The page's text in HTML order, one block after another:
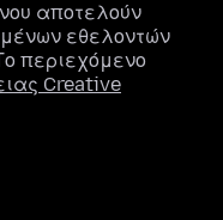
αποτελούν
εθελοντών
περιεχόμενο
Creative